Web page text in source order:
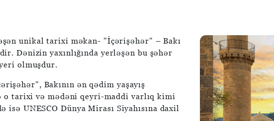
unikal tarixi məkan- "İçərişəhər" – Bakı
Dənizin yaxınlığında yerləşən bu şəhər
yeri olmuşdur.
Bakının ən qədim yaşayış
tarixi və mədəni qeyri-maddi varlıq kimi
UNESCO Dünya Mirası Siyahısına daxil